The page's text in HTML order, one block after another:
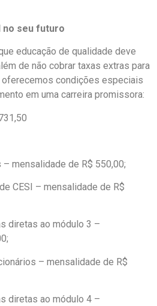
seu futuro
educação de qualidade deve
de não cobrar taxas extras para
condições especiais
em uma carreira promissora:
mensalidade de R$ 550,00;
CESI – mensalidade de R$
diretas ao módulo 3 –
– mensalidade de R$
diretas ao módulo 4 –